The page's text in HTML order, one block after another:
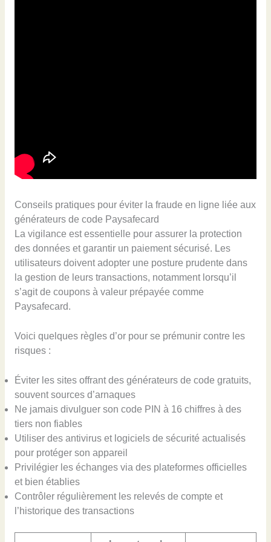
Conseils pratiques pour éviter la fraude en ligne liée aux
générateurs de code Paysafecard
La vigilance est essentielle pour assurer la protection
des données et garantir un paiement sécurisé. Les
utilisateurs doivent adopter une posture prudente dans
la gestion de leurs transactions, notamment lorsqu’il
s’agit de coupons à valeur prépayée comme
Paysafecard.
Voici quelques règles d’or pour se prémunir contre les
risques :
Éviter les sites offrant des générateurs de code gratuits,
souvent sources d’arnaques
Ne jamais divulguer son code PIN à 16 chiffres à des
tiers non fiables
Utiliser des antivirus et logiciels de sécurité actualisés
pour protéger son appareil
Privilégier les échanges via des plateformes officielles
et bien établies
Contrôler régulièrement les relevés de compte et
l’historique des transactions